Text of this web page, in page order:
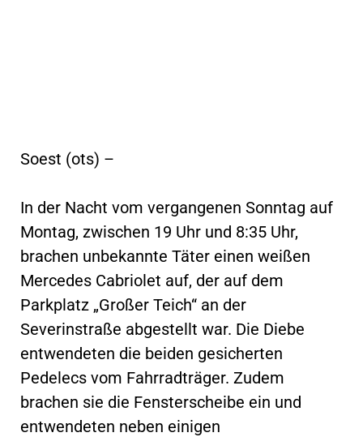
Soest (ots) –
In der Nacht vom vergangenen Sonntag auf
Montag, zwischen 19 Uhr und 8:35 Uhr,
brachen unbekannte Täter einen weißen
Mercedes Cabriolet auf, der auf dem
Parkplatz „Großer Teich“ an der
Severinstraße abgestellt war. Die Diebe
entwendeten die beiden gesicherten
Pedelecs vom Fahrradträger. Zudem
brachen sie die Fensterscheibe ein und
entwendeten neben einigen